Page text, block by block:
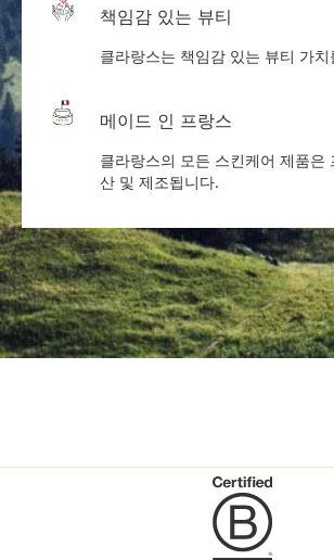
책임감 있는 뷰티
클라랑스는 책임감 있는 뷰티 가
메이드 인 프랑스
클라랑스의 모든 스킨케어 제품은
산 및 제조됩니다.